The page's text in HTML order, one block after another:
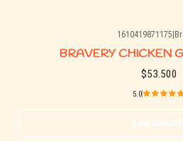
1610419871175
BRAVERY CHICKEN
$53.500
5.0
See